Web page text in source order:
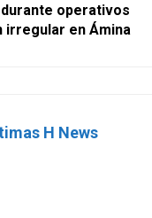
operativos
irregular en Ámina
H News